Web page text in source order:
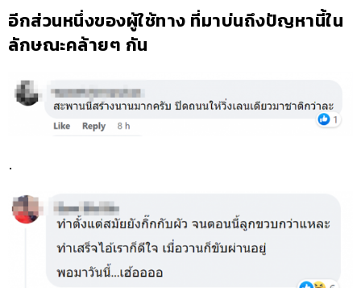
อีกส่วนหนึ่งของผู้ใช้ทาง ที่มาบ่นถึงปัญหานี้ใน
ลักษณะคล้ายๆ กัน
.